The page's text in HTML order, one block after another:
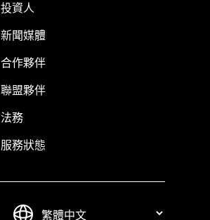
投資人
新聞媒體
合作夥伴
聯盟夥伴
法務
服務狀態